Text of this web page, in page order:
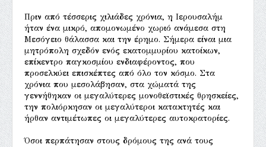
Πριν από τέσσερις χιλιάδες χρόνια, η Ιερουσαλήμ
ήταν ένα μικρό, απομονωμένο χωριό ανάμεσα στη
Μεσόγειο θάλασσα και την έρημο. Σήμερα είναι μια
μητρόπολη σχεδόν ενός εκατομμυρίου κατοίκων,
επίκεντρο παγκοσμίου ενδιαφέροντος, που
προσελκύει επισκέπτες από όλο τον κόσμο. Στα
χρόνια που μεσολάβησαν, στα χώματά της
γεννήθηκαν οι μεγαλύτερες μονοθεϊστικές θρησκείες,
την πολιόρκησαν οι μεγαλύτεροι κατακτητές και
ήρθαν αντιμέτωπες οι μεγαλύτερες αυτοκρατορίες.
Όσοι περπάτησαν στους δρόμους της ανά τους